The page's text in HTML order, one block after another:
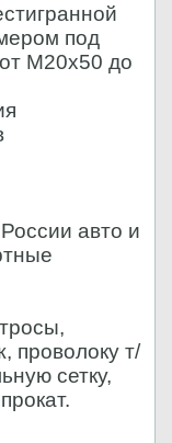
под
М20х50 до
авто и
проволоку т/
сетку,